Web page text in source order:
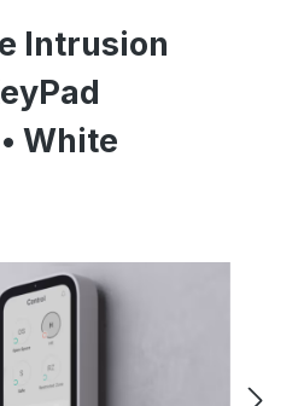
Intrusion
White